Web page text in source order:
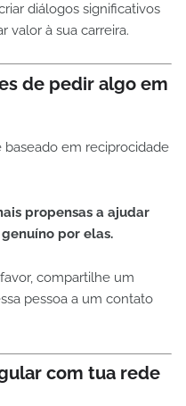
diálogos significativos
valor à sua carreira.
de pedir algo em
em reciprocidade
propensas a ajudar
por elas.
compartilhe um
pessoa a um contato
com tua rede